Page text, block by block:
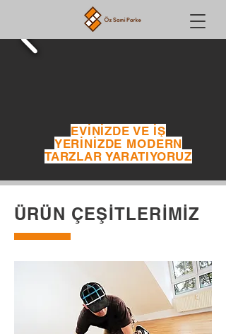
EVİNİZDE VE İŞ
YERİNİZDE MODERN
TARZLAR YARATIYORUZ
ÜRÜN ÇEŞİTLERİMİZ